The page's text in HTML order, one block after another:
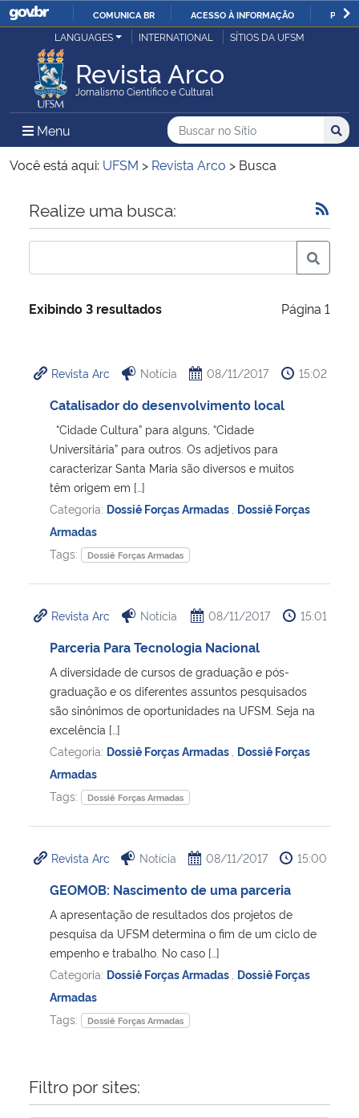
IR
O
COMUNICA BR ACESSO À INFORMAÇÃO
Ministério da Justiça e Segurança Pública
Ministério da Defesa
Ministério das Relações Exteriores
Ministério da Economia
Ministério da Infraestrutura
Ministério da Cidadania
Ministério de Minas e Energia
Ministério do Turismo
Controladoria-Geral da União
Ministério da Mulher, da Família e dos Direitos Humanos
Secretaria-Geral
Secretaria de Governo
Advocacia-Geral da União
Banco Central do Brasil
LANGUAGES INTERNATIONAL SÍTIOS DA UFSM
Revista Arco
Jornalismo Científico e Cultural
Menu Menu Principal do Sítio
Busca
Buscar no no Sítio
Busca:
Você está aqui: UFSM > Revista Arco > Busca
Início do conteúdo
Realize uma busca:
Exibindo 3 resultados Página 1
Revista Arc Notícia 08/11/2017 15:02
Catalisador do desenvolvimento local
“Cidade Cultura” para alguns, “Cidade
Universitária” para outros. Os adjetivos para
caracterizar Santa Maria são diversos e muitos
têm origem em […]
Categoria: Dossiê Forças Armadas Dossiê Forças
Armadas
Tags:
Dossiê Forças Armadas
Revista Arc Notícia 08/11/2017 15:01
Parceria Para Tecnologia Nacional
A diversidade de cursos de graduação e pós-
graduação e os diferentes assuntos pesquisados
são sinônimos de oportunidades na UFSM. Seja na
excelência […]
Categoria: Dossiê Forças Armadas Dossiê Forças
Armadas
Tags:
Dossiê Forças Armadas
Revista Arc Notícia 08/11/2017 15:00
GEOMOB: Nascimento de uma parceria
A apresentação de resultados dos projetos de
pesquisa da UFSM determina o fim de um ciclo de
empenho e trabalho. No caso […]
Categoria: Dossiê Forças Armadas Dossiê Forças
Armadas
Tags:
Dossiê Forças Armadas
Filtro por sites: